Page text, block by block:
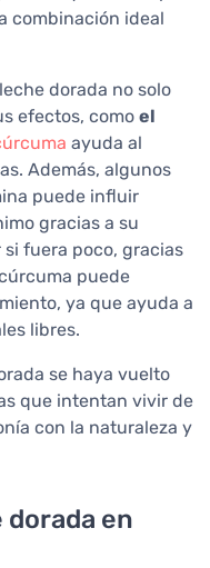
combinación ideal
dorada no solo
efectos, como el
ayuda al
Además, algunos
puede influir
gracias a su
fuera poco, gracias
puede
ya que ayuda a
libres.
se haya vuelto
que intentan vivir de
con la naturaleza y
dorada en